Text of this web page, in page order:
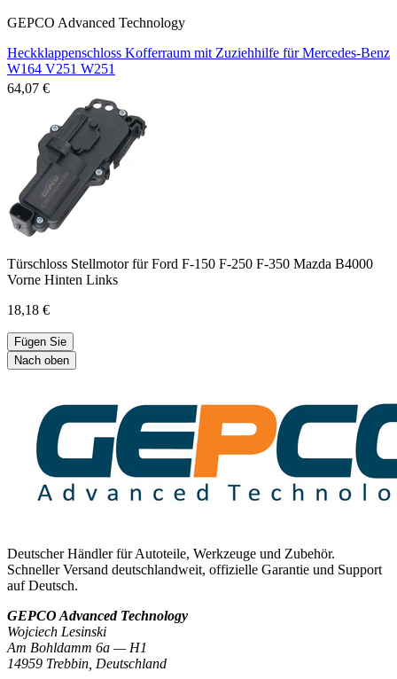
GEPCO Advanced Technology
Heckklappenschloss Kofferraum mit Zuziehhilfe für Mercedes-Benz
W164 V251 W251
64,07 €
Türschloss Stellmotor für Ford F-150 F-250 F-350 Mazda B4000
Vorne Hinten Links
18,18 €
Fügen Sie
Nach oben
Deutscher Händler für Autoteile, Werkzeuge und Zubehör.
Schneller Versand deutschlandweit, offizielle Garantie und Support
auf Deutsch.
GEPCO Advanced Technology
Wojciech Lesinski
Am Bohldamm 6a — H1
14959 Trebbin Deutschland